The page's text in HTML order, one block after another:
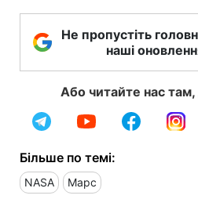
Не пропустіть
наші
Або читайте нас
Більше по темі:
NASA Марс